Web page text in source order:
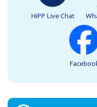
HiPP Live Chat